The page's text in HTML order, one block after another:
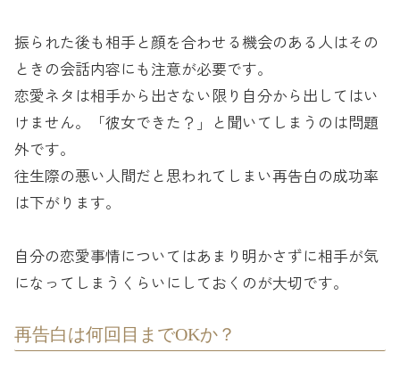
振られた後も相手と顔を合わせる機会のある人はその
ときの会話内容にも注意が必要です。
恋愛ネタは相手から出さない限り自分から出してはい
けません。「彼女できた？」と聞いてしまうのは問題
外です。
往生際の悪い人間だと思われてしまい再告白の成功率
は下がります。
自分の恋愛事情についてはあまり明かさずに相手が気
になってしまうくらいにしておくのが大切です。
再告白は何回目までOKか？